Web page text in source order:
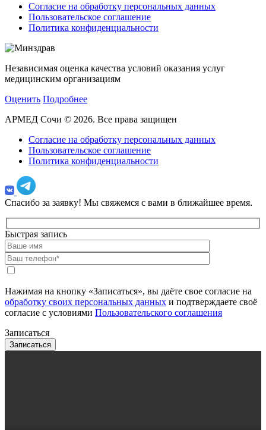
Согласие на обработку персональных данных
Пользовательское соглашение
Политика конфиденциальности
Независимая оценка качества условий оказания услуг
медицинским организациям
Оценить Подробнее
АРМЕД Сочи © 2026. Все права защищен
Согласие на обработку персональных данных
Пользовательское соглашение
Политика конфиденциальности
Спасибо за заявку! Мы свяжемся с вами в ближайшее время.
Быстрая запись
Нажимая на кнопку «Записаться», вы даёте свое согласие на
обработку своих персональных данных и подтверждаете своё
согласие с условиями Пользовательского соглашения
Записаться